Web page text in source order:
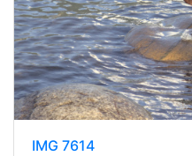
IMG 7614